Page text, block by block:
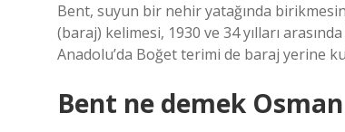
Bent, suyun bir nehir yatağında
(baraj) kelimesi, 1930 ve 34 yılları
Anadolu’da Boğet terimi de baraj yerine
Bent ne demek